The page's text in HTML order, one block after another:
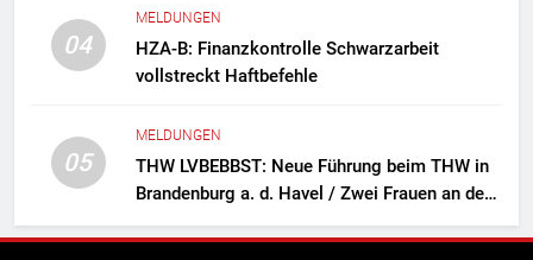
04
MELDUNGEN
HZA-B: Finanzkontrolle Schwarzarbeit
vollstreckt Haftbefehle
05
MELDUNGEN
THW LVBEBBST: Neue Führung beim THW in
Brandenburg a. d. Havel / Zwei Frauen an der
Spitze des Ortsverbands